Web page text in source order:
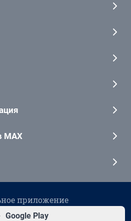
MAX
приложение
Google Play